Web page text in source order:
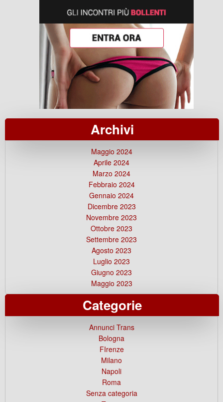
Archivi
Maggio 2024
Aprile 2024
Marzo 2024
Febbraio 2024
Gennaio 2024
Dicembre 2023
Novembre 2023
Ottobre 2023
Settembre 2023
Agosto 2023
Luglio 2023
Giugno 2023
Maggio 2023
Categorie
Annunci Trans
Bologna
FIrenze
Milano
Napoli
Roma
Senza categoria